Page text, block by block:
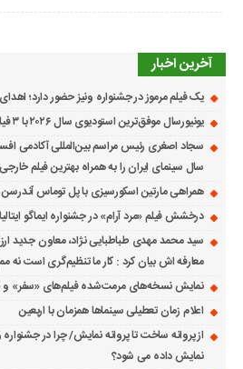
آخرین اخبار
یک فیلم مرموز در جشنواره ونیز حضور دارد؛ اهدای
یونیورسال موفق‌ترین استودیوی سال ۲۰۲۶ با ۳ فیلم میلیاردی شد
سجاد اصغری رئیس مراسم بین‌المللی آکادمی
سال سینمای ایران را به همراه بهترین فیلم
همراهی مارتین اسکورسیزی با پل توماس
درخشش فیلم «مرد آرام» در جشنواره ایماگو ایتالیا ۲۰۲۶
سید محمد مهدی طباطبایی نژاد، معاون جدید
معارفه اش بیان کرد : کار ما تنظیم‌گری است نه
نمایش نسخه‌های مرمت‌شده فیلم‌های «سفر» و
اعلام زمان تعطیلی سینماها همزمان با اربعین
از پروانه ساخت تا پروانه نمایش/ چرا در
نمایش داده می شود؟